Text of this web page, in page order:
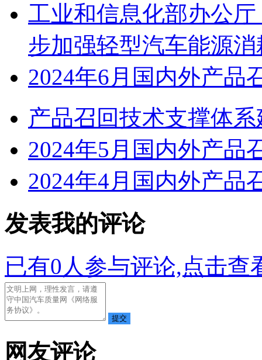
工业和信息化部办公
步加强轻型汽车能源
2024年6月国内外产品
产品召回技术支撑体
2024年5月国内外产品
2024年4月国内外产品
发表我的评论
已有0 人参与评论,点击查
网友评论